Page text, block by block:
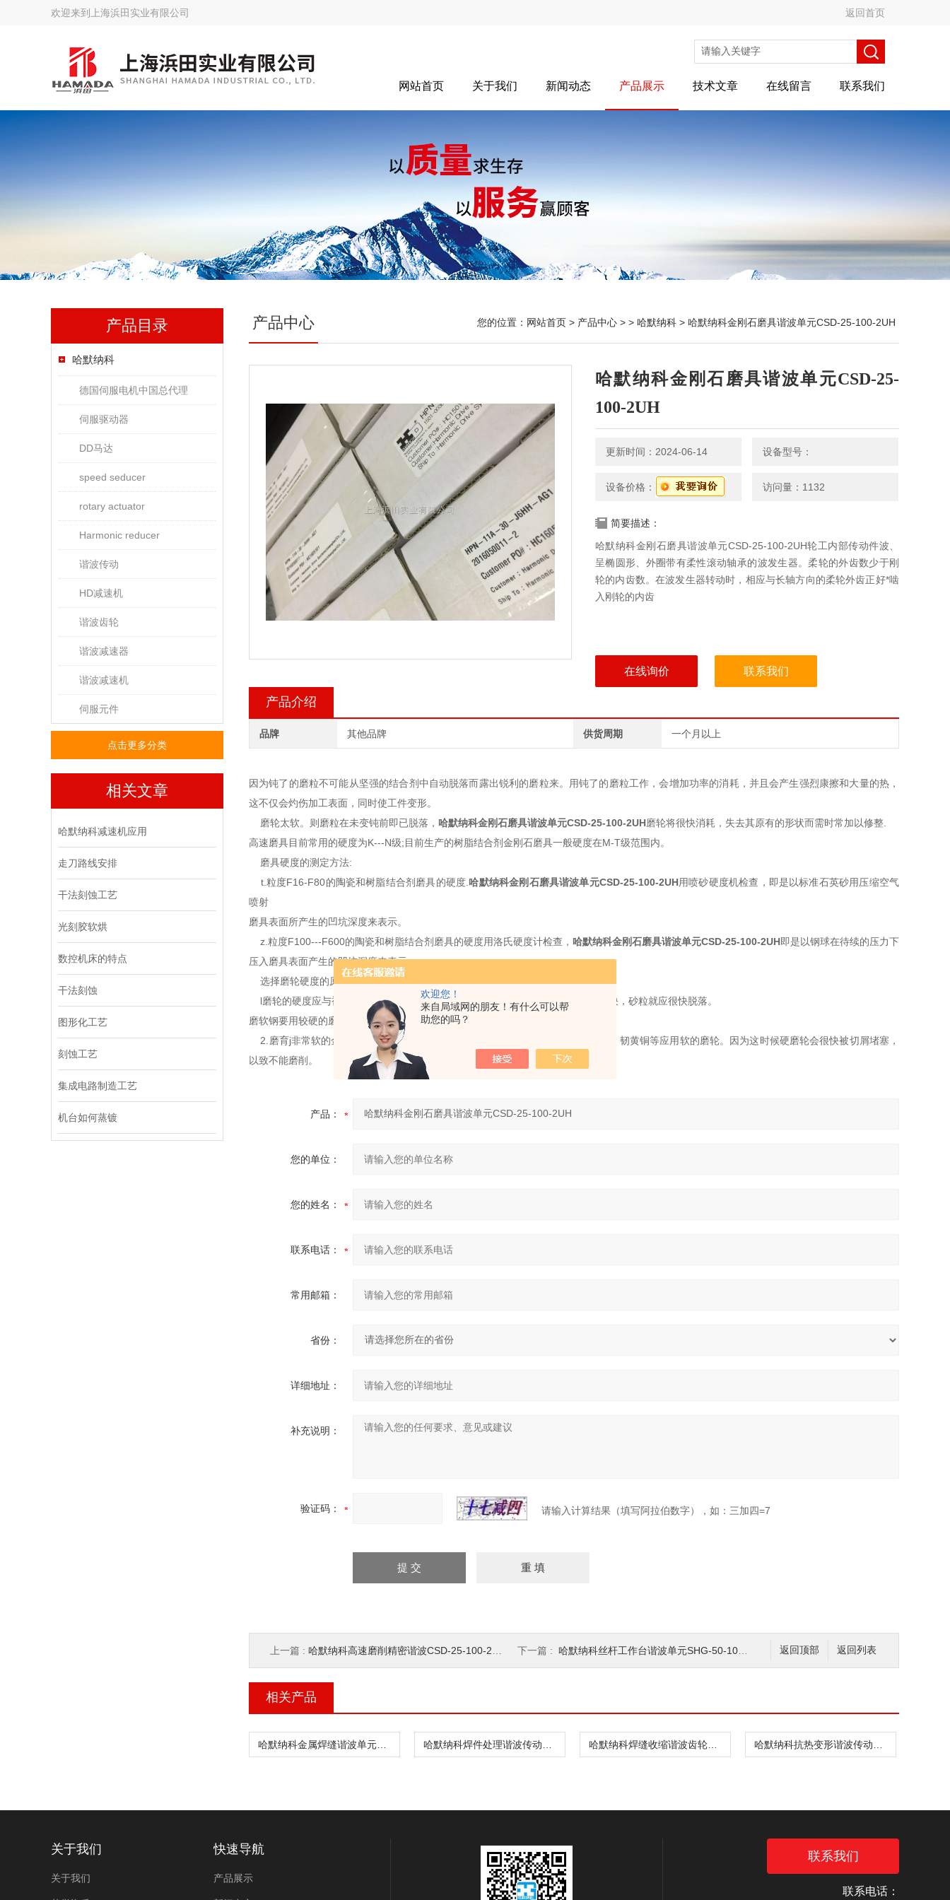
欢迎您！
来自局域网的朋友！有什么可以帮
助您的吗？
欢迎来到 上海浜田实业有限公司 返回首页
网站首页 关于我们 新闻动态 产品展示 技术文章 在线留言 联系我们
产品目录
哈默纳科
德国伺服电机中国总代理
伺服驱动器
DD马达
speed seducer
rotary actuator
Harmonic reducer
谐波传动
HD减速机
谐波齿轮
谐波减速器
谐波减速机
伺服元件
点击更多分类
相关文章
哈默纳科减速机应用
走刀路线安排
干法刻蚀工艺
光刻胶软烘
数控机床的特点
干法刻蚀
图形化工艺
刻蚀工艺
集成电路制造工艺
机台如何蒸镀
产品中心 您的位置： 网站首页 > 产品中心 > > 哈默纳科 > 哈默纳科金刚石磨具谐波单元CSD-25-100-2UH
哈默纳科金刚石磨具谐波单元CSD-25-
100-2UH
更新时间：2024-06-14 设备型号：
设备价格： 访问量：1132
简要描述：
哈默纳科金刚石磨具谐波单元CSD-25-100-2UH轮工内部传动件波、
呈椭圆形、外圈带有柔性滚动轴承的波发生器。柔轮的外齿数少于刚
轮的内齿数。在波发生器转动时，相应与长轴方向的柔轮外齿正好*啮
入刚轮的内齿
在线询价 联系我们
产品介绍
品牌 其他品牌 供货周期 一个月以上
因为钝了的磨粒不可能从坚强的结合剂中自动脱落而露出锐利的磨粒来。用钝了的磨粒工作，会增加功率的消耗，并且会产生强烈康擦和大量的热，
这不仅会灼伤加工表面，同时使工件变形。
磨轮太软。则磨粒在未变钝前即已脱落， 哈默纳科金刚石磨具谐波单元CSD-25-100-2UH磨轮将很快消耗，失去其原有的形状而需时常加以修整.
高速磨具目前常用的硬度为K---N级;目前生产的树脂结合剂金刚石磨具一般硬度在M-T级范围内。
磨具硬度的测定方法:
t.粒度F16-F80的陶瓷和树脂结合剂磨具的硬度.哈默纳科金刚石磨具谐波单元CSD-25-100-2UH用喷砂硬度机检查，即是以标准石英砂用压缩空气
喷射
磨具表面所产生的凹坑深度来表示。
z.粒度F100---F600的陶瓷和树脂结合剂磨具的硬度用洛氏硬度计检查， 哈默纳科金刚石磨具谐波单元CSD-25-100-2UH即是以钢球在待续的压力下
压入磨具表面产生的凹坑深度来表示，
选择磨轮硬度的原则:
l磨轮的硬度应与被磨金属的硬度适成反比，因为被加工金属愈硬，砂粒就钝得愈快，砂粒就应很快脱落。
磨软钢要用较硬的磨轮;磨硬钢和淬火钢则用较软的磨轮。
2.磨育j非常软的金属，像软青铜哈默纳科金刚石磨具谐波单元
、韧黄铜等应用软的磨轮。因为这时候硬磨轮会很快被切屑堵塞，
以致不能磨削。
产品：
您的单位：
您的姓名：
联系电话：
常用邮箱：
省份：
详细地址：
补充说明：
验证码： 请输入计算结果（填写阿拉伯数字），如：三加四=7
返回列表
返回顶部
上一篇 : 哈默纳科高速磨削精密谐波CSD-25-100-2UH 下一篇 : 哈默纳科丝杆工作台谐波单元SHG-50-100-2UJ
相关产品
关于我们
关于我们
快速导航
产品展示
联系我们
联系电话：